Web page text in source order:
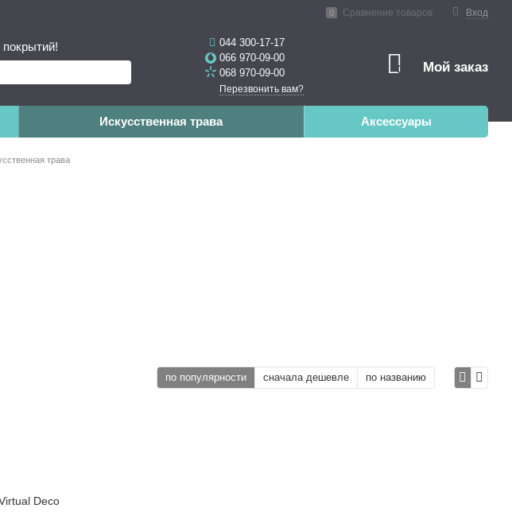
Вход
0 Сравнение товаров
044 300-17-17
066 970-09-00
068 970-09-00
Перезвонить вам?
0 Мой заказ
Искусственная трава Аксессуары
трава
по популярности сначала дешевле по названию